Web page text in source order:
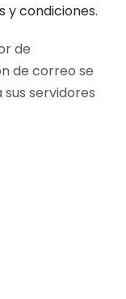
y condiciones.
de
de correo se
servidores